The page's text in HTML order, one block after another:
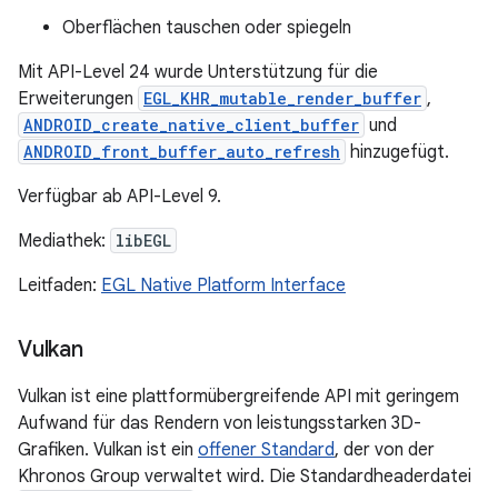
Oberflächen tauschen oder spiegeln
Mit API-Level 24 wurde Unterstützung für die
Erweiterungen EGL_KHR_mutable_render_buffer ,
ANDROID_create_native_client_buffer und
ANDROID_front_buffer_auto_refresh hinzugefügt.
Verfügbar ab API-Level 9.
Mediathek: libEGL
Leitfaden: EGL Native Platform Interface
Vulkan
Vulkan ist eine plattformübergreifende API mit geringem
Aufwand für das Rendern von leistungsstarken 3D-
Grafiken. Vulkan ist ein offener Standard, der von der
Khronos Group verwaltet wird. Die Standardheaderdatei